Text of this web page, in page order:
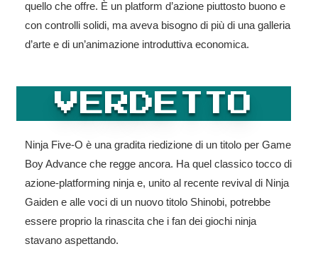
quello che offre. È un platform d’azione piuttosto buono e
con controlli solidi, ma aveva bisogno di più di una galleria
d’arte e di un’animazione introduttiva economica.
VERDETTO
Ninja Five-O è una gradita riedizione di un titolo per Game
Boy Advance che regge ancora. Ha quel classico tocco di
azione-platforming ninja e, unito al recente revival di Ninja
Gaiden e alle voci di un nuovo titolo Shinobi, potrebbe
essere proprio la rinascita che i fan dei giochi ninja
stavano aspettando.